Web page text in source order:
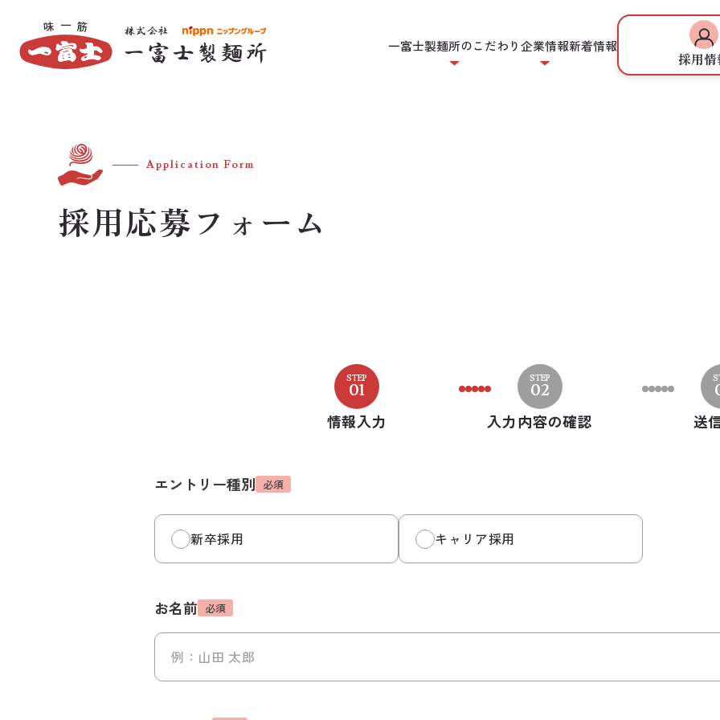
一富士製麺所のこだわり企業情報新着情報
採用情
Application Form
採用応募フォーム
STEP
01
情報入力
STEP
02
入力内容の確認
送
エントリー種別 必須
新卒採用 キャリア採用
お名前 必須